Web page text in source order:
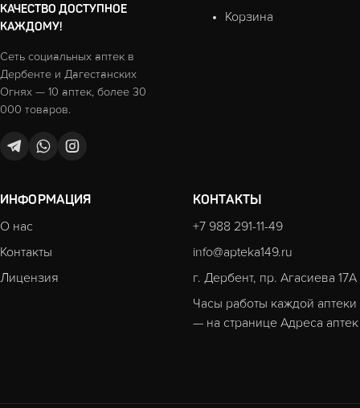
КАЧЕСТВО ДОСТУПНОЕ
КАЖДОМУ!
Сеть социальных аптек в
Дербенте и Дагестанских
Огнях — 10 аптек, более 30
000 товаров.
Корзина
ИНФОРМАЦИЯ
О нас
Контакты
Лицензия
КОНТАКТЫ
+7 988 291-11-49
info@apteka149.ru
г. Дербент, пр. Агасиева 17А
Часы работы каждой аптеки
— на странице Адреса аптек